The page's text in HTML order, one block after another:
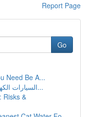
Report Page
Go
Need Be A...
السيارات الكهربائية : مستقبل المواصلات الص...
Risks &